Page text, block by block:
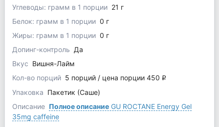
Углеводы: грамм в 1 порции 21 г
Белок: грамм в 1 порции 0 г
Жиры: грамм в 1 порции 0 г
Допинг-контроль Да
Вкус Вишня-Лайм
Кол-во порций 5 порций / цена порции 450 q
Упаковка Пакетик (Саше)
Описание Полное описаниеGU ROCTANE Energy Gel
35mg caffeine